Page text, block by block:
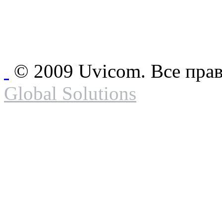
© 2009 Uvicom. Все
Global Solutions